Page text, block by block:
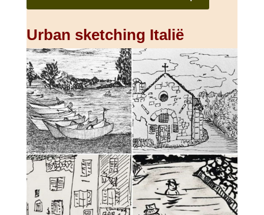
Urban sketching Italië